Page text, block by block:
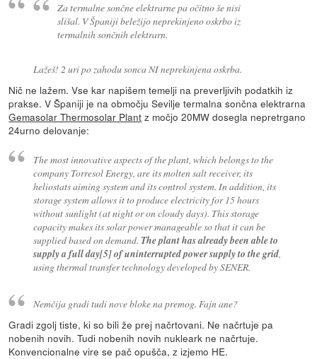
Za termalne sončne elektrarne pa očitno še nisi
slišal. V Španiji beležijo neprekinjeno oskrbo iz
termalnih sončnih elektrarn.
Lažeš! 2 uri po zahodu sonca NI neprekinjena oskrba.
Nič ne lažem. Vse kar napišem temelji na preverljivih podatkih iz
prakse. V Španiji je na območju Sevilje termalna sončna elektrarna
Gemasolar Thermosolar Plant z močjo 20MW dosegla nepretrgano
24urno delovanje:
The most innovative aspects of the plant, which belongs to the
company Torresol Energy, are its molten salt receiver, its
heliostats aiming system and its control system. In addition, its
storage system allows it to produce electricity for 15 hours
without sunlight (at night or on cloudy days). This storage
capacity makes its solar power manageable so that it can be
supplied based on demand. The plant has already been able to
supply a full day[5] of uninterrupted power supply to the grid,
using thermal transfer technology developed by SENER.
Nemčija gradi tudi nove bloke na premog. Fajn ane?
Gradi zgolj tiste, ki so bili že prej načrtovani. Ne načrtuje pa
nobenih novih. Tudi nobenih novih nukleark ne načrtuje.
Konvencionalne vire se pač opušča, z izjemo HE.